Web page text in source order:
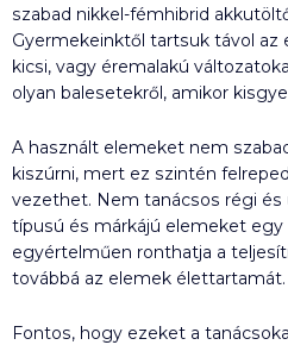
szabad nikkel-fémhibrid
Gyermekeinktől tartsuk távol az
kicsi, vagy éremalakú
olyan balesetekről, amikor
A használt elemeket nem
kiszúrni, mert ez szintén
vezethet. Nem tanácsos régi és
típusú és márkájú elemeket egy
egyértelműen ronthatja a
továbbá az elemek élettartamát.
Fontos, hogy ezeket a